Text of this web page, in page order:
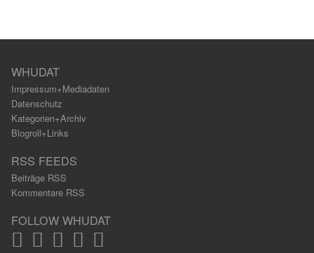
WHUDAT
Impressum+Mediadaten
Datenschutz
Kategorien+Archiv
Blogroll+Links
RSS FEEDS
Beiträge RSS
Kommentare RSS
FOLLOW WHUDAT